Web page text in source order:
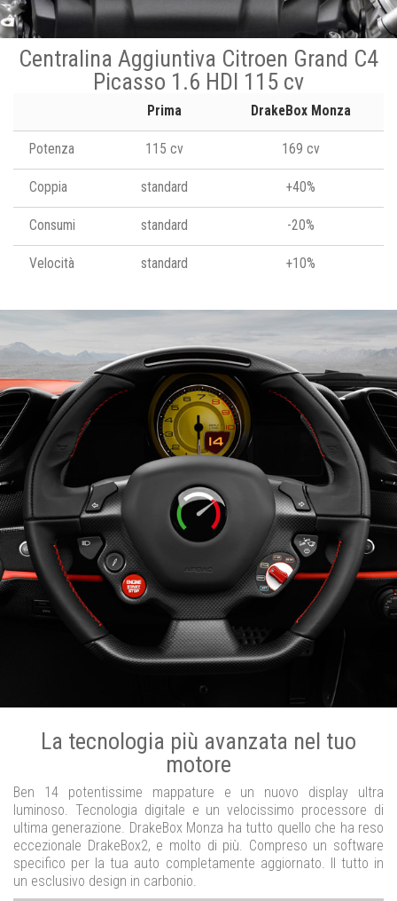
Centralina Aggiuntiva Citroen Grand C4
Picasso 1.6 HDI 115 cv
Prima DrakeBox Monza
Potenza 115 cv 169 cv
Coppia standard +40%
Consumi standard -20%
Velocità standard +10%
La tecnologia più avanzata nel tuo
motore
Ben 14 potentissime mappature e un nuovo display ultra
luminoso. Tecnologia digitale e un velocissimo processore di
ultima generazione. DrakeBox Monza ha tutto quello che ha reso
eccezionale DrakeBox2, e molto di più. Compreso un software
specifico per la tua auto completamente aggiornato. Il tutto in
un esclusivo design in carbonio.